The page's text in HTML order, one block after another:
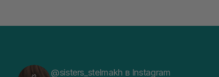
@sisters_stelmakh в Instagram